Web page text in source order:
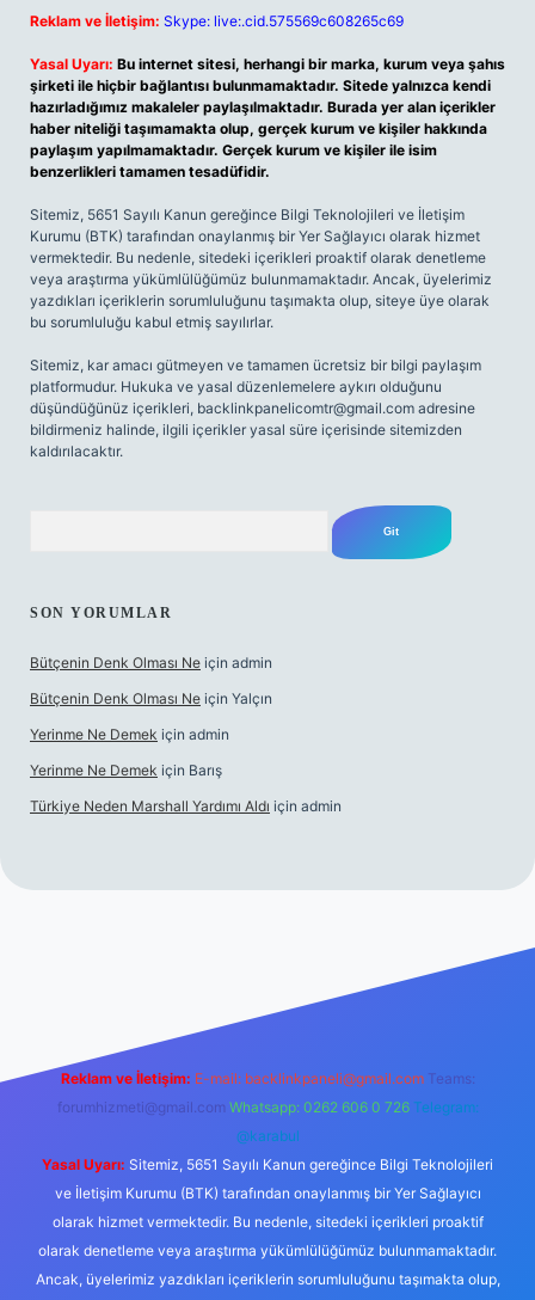
Reklam ve İletişim: Skype: live:.cid.575569c608265c69
Yasal Uyarı: Bu internet sitesi, herhangi bir marka, kurum veya şahıs
şirketi ile hiçbir bağlantısı bulunmamaktadır. Sitede yalnızca kendi
hazırladığımız makaleler paylaşılmaktadır. Burada yer alan içerikler
haber niteliği taşımamakta olup, gerçek kurum ve kişiler hakkında
paylaşım yapılmamaktadır. Gerçek kurum ve kişiler ile isim
benzerlikleri tamamen tesadüfidir.
Sitemiz, 5651 Sayılı Kanun gereğince Bilgi Teknolojileri ve İletişim
Kurumu (BTK) tarafından onaylanmış bir Yer Sağlayıcı olarak hizmet
vermektedir. Bu nedenle, sitedeki içerikleri proaktif olarak denetleme
veya araştırma yükümlülüğümüz bulunmamaktadır. Ancak, üyelerimiz
yazdıkları içeriklerin sorumluluğunu taşımakta olup, siteye üye olarak
bu sorumluluğu kabul etmiş sayılırlar.
Sitemiz, kar amacı gütmeyen ve tamamen ücretsiz bir bilgi paylaşım
platformudur. Hukuka ve yasal düzenlemelere aykırı olduğunu
düşündüğünüz içerikleri, backlinkpanelicomtr@gmail.com adresine
bildirmeniz halinde, ilgili içerikler yasal süre içerisinde sitemizden
kaldırılacaktır.
SON YORUMLAR
Bütçenin Denk Olması Ne için admin
Bütçenin Denk Olması Ne için Yalçın
Yerinme Ne Demek için admin
Yerinme Ne Demek için Barış
Türkiye Neden Marshall Yardımı Aldı için admin
hiltonbet yeni giriş
Reklam ve İletişim: E-mail: backlinkpaneli@gmail.com Teams:
forumhizmeti@gmail.com Whatsapp: 0262 606 0 726 Telegram:
@karabul
Yasal Uyarı: Sitemiz, 5651 Sayılı Kanun gereğince Bilgi Teknolojileri
ve İletişim Kurumu (BTK) tarafından onaylanmış bir Yer Sağlayıcı
olarak hizmet vermektedir. Bu nedenle, sitedeki içerikleri proaktif
olarak denetleme veya araştırma yükümlülüğümüz bulunmamaktadır.
Ancak, üyelerimiz yazdıkları içeriklerin sorumluluğunu taşımakta olup,